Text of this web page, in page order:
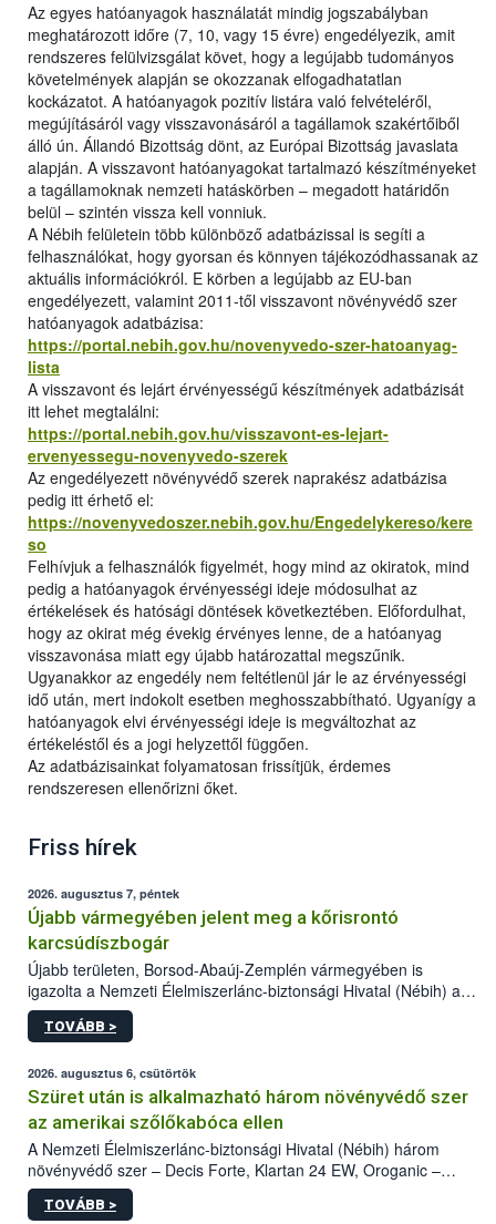
Az egyes hatóanyagok használatát mindig jogszabályban
meghatározott időre (7, 10, vagy 15 évre) engedélyezik, amit
rendszeres felülvizsgálat követ, hogy a legújabb tudományos
követelmények alapján se okozzanak elfogadhatatlan
kockázatot. A hatóanyagok pozitív listára való felvételéről,
megújításáról vagy visszavonásáról a tagállamok szakértőiből
álló ún. Állandó Bizottság dönt, az Európai Bizottság javaslata
alapján. A visszavont hatóanyagokat tartalmazó készítményeket
a tagállamoknak nemzeti hatáskörben – megadott határidőn
belül – szintén vissza kell vonniuk.
A Nébih felületein több különböző adatbázissal is segíti a
felhasználókat, hogy gyorsan és könnyen tájékozódhassanak az
aktuális információkról. E körben a legújabb az EU-ban
engedélyezett, valamint 2011-től visszavont növényvédő szer
hatóanyagok adatbázisa:
https://portal.nebih.gov.hu/novenyvedo-szer-hatoanyag-
lista
A visszavont és lejárt érvényességű készítmények adatbázisát
itt lehet megtalálni:
https://portal.nebih.gov.hu/visszavont-es-lejart-
ervenyessegu-novenyvedo-szerek
Az engedélyezett növényvédő szerek naprakész adatbázisa
pedig itt érhető el:
https://novenyvedoszer.nebih.gov.hu/Engedelykereso/kere
so
Felhívjuk a felhasználók figyelmét, hogy mind az okiratok, mind
pedig a hatóanyagok érvényességi ideje módosulhat az
értékelések és hatósági döntések következtében. Előfordulhat,
hogy az okirat még évekig érvényes lenne, de a hatóanyag
visszavonása miatt egy újabb határozattal megszűnik.
Ugyanakkor az engedély nem feltétlenül jár le az érvényességi
idő után, mert indokolt esetben meghosszabbítható. Ugyanígy a
hatóanyagok elvi érvényességi ideje is megváltozhat az
értékeléstől és a jogi helyzettől függően.
Az adatbázisainkat folyamatosan frissítjük, érdemes
rendszeresen ellenőrizni őket.
Friss hírek
2026. augusztus 7, péntek
Újabb vármegyében jelent meg a kőrisrontó
karcsúdíszbogár
Újabb területen, Borsod-Abaúj-Zemplén vármegyében is
igazolta a Nemzeti Élelmiszerlánc-biztonsági Hivatal (Nébih) a
kőrisrontó karcsúdíszbogár (Agrilus planipennis) jelenlétét. A
kártevőt nem csak színcsapdában találták meg, de már fertőzött
az intenzív felderítést, emellett az intézkedéseket a szlovák
hatósággal is összehangolják a terjedés megállítása érdekében.
TOVÁBB >
2026. augusztus 6, csütörtök
Szüret után is alkalmazható három növényvédő szer
az amerikai szőlőkabóca ellen
A Nemzeti Élelmiszerlánc-biztonsági Hivatal (Nébih) három
növényvédő szer – Decis Forte, Klartan 24 EW, Oroganic –
engedélyokiratát módosította, így azok a szüretet követően,
egészen a vesszőérettség (BBCH 91) stádiumáig
TOVÁBB >